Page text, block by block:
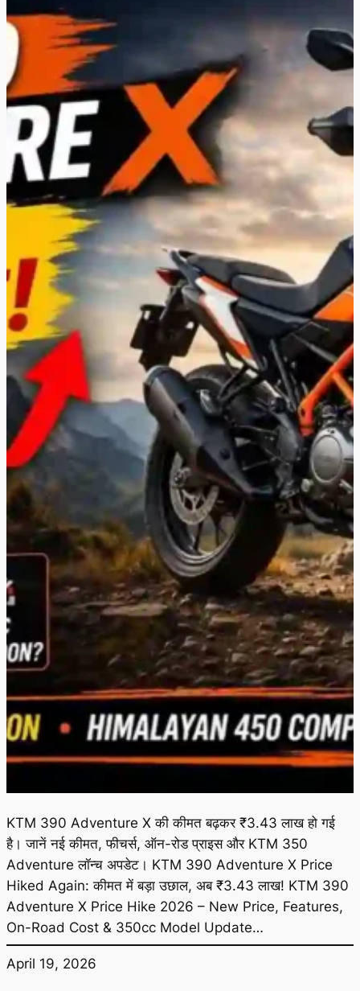
KTM 390 Adventure X की कीमत बढ़कर ₹3.43 लाख हो गई
है। जानें नई कीमत, फीचर्स, ऑन-रोड प्राइस और KTM 350
Adventure लॉन्च अपडेट। KTM 390 Adventure X Price
Hiked Again: कीमत में बड़ा उछाल, अब ₹3.43 लाख! KTM 390
Adventure X Price Hike 2026 – New Price, Features,
On-Road Cost & 350cc Model Update…
April 19, 2026